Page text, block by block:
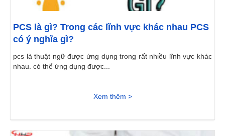
PCS là gì? Trong các lĩnh vực khác nhau PCS
có ý nghĩa gì?
pcs là thuật ngữ được ứng dụng trong rất nhiều lĩnh vực khác
nhau. có thể ứng dụng được...
Xem thêm >